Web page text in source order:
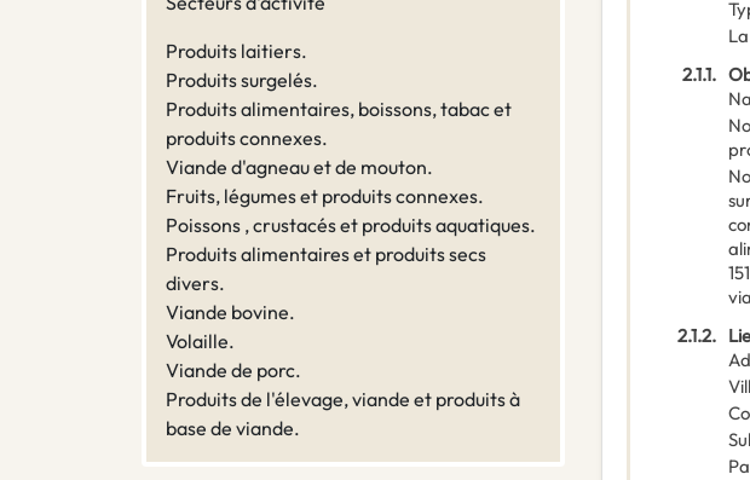
Produits laitiers.
Produits surgelés.
Produits alimentaires, boissons, tabac et
produits connexes.
Viande d'agneau et de mouton.
Fruits, légumes et produits connexes.
Poissons , crustacés et produits aquatiques.
Produits alimentaires et produits secs
divers.
Viande bovine.
Volaille.
Viande de porc.
Produits de l'élevage, viande et produits à
base de viande.
2.1.1.
2.1.2.